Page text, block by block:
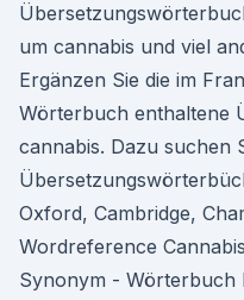
um cannabis und viel
Ergänzen Sie die im
Wörterbuch enthaltene
cannabis. Dazu suchen
Oxford, Cambridge,
Wordreference
Synonym - Wörterbuch